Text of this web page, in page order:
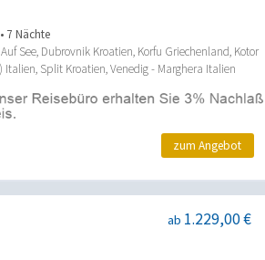
• 7 Nächte
See, Dubrovnik Kroatien, Korfu Griechenland, Kotor
Italien, Split Kroatien, Venedig - Marghera Italien
zum Angebot
ab 1.229,00 €